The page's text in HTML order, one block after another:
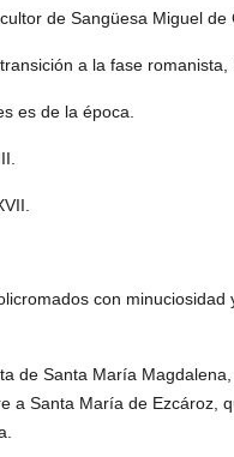
de Sangüesa Miguel de
a la fase romanista,
es de la época.
con minuciosidad
de Santa María
a Santa María de Ezcároz,